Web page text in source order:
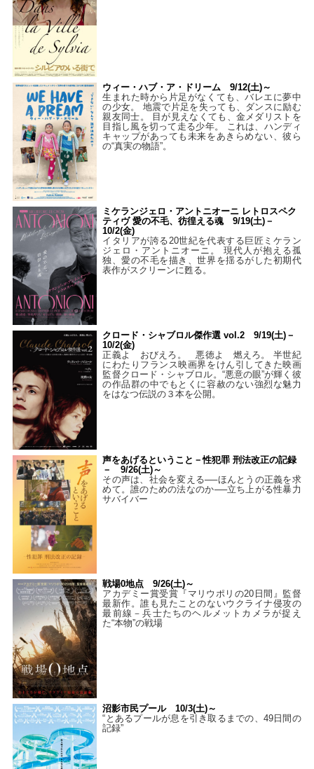
ウィー・ハブ・ア・ドリーム 9/12(土)～
生まれた時から片足がなくても、バレエに夢中
の少女。 地震で片足を失っても、ダンスに励む
親友同士。 目が見えなくても、金メダリストを
目指し風を切って走る少年。 これは、ハンディ
キャップがあっても未来をあきらめない、彼ら
の“真実の物語”。
ミケランジェロ・アントニオーニ レトロスペク
ティヴ 愛の不毛、彷徨える魂 9/19(土)－
10/2(金)
イタリアが誇る20世紀を代表する巨匠ミケラン
ジェロ・アントニオーニ。 現代人が抱える孤
独、愛の不毛を描き、世界を揺るがした初期代
表作がスクリーンに甦る。
クロード・シャブロル傑作選 vol.2 9/19(土)－
10/2(金)
正義よ おびえろ。 悪徳よ 燃えろ。 半世紀
にわたりフランス映画界をけん引してきた映画
監督クロード・シャブロル。“悪意の眼”が輝く彼
の作品群の中でもとくに容赦のない強烈な魅力
をはなつ伝説の３本を公開。
声をあげるということ－性犯罪 刑法改正の記録
－ 9/26(土)～
その声は、社会を変える──ほんとうの正義を求
めて。誰のための法なのか──立ち上がる性暴力
サバイバー
戦場0地点 9/26(土)～
アカデミー賞受賞『マリウポリの20日間』監督
最新作。誰も見たことのないウクライナ侵攻の
最前線－兵士たちのヘルメットカメラが捉え
た“本物”の戦場
沼影市民プール 10/3(土)～
“とあるプールが息を引き取るまでの、49日間の
記録”